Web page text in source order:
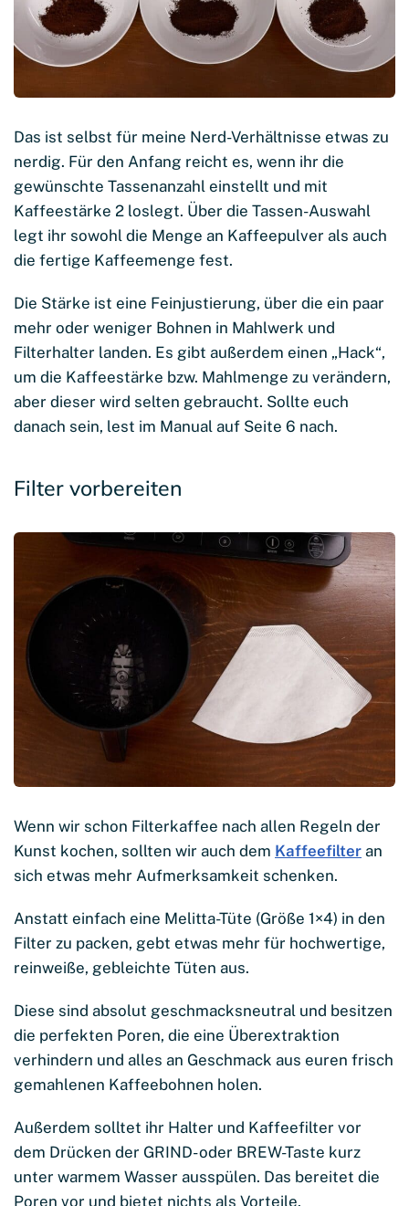
Das ist selbst für meine Nerd-Verhältnisse etwas zu
nerdig. Für den Anfang reicht es, wenn ihr die
gewünschte Tassenanzahl einstellt und mit
Kaffeestärke 2 loslegt. Über die Tassen-Auswahl
legt ihr sowohl die Menge an Kaffeepulver als auch
die fertige Kaffeemenge fest.
Die Stärke ist eine Feinjustierung, über die ein paar
mehr oder weniger Bohnen in Mahlwerk und
Filterhalter landen. Es gibt außerdem einen „Hack“,
um die Kaffeestärke bzw. Mahlmenge zu verändern,
aber dieser wird selten gebraucht. Sollte euch
danach sein, lest im Manual auf Seite 6 nach.
Filter vorbereiten
Wenn wir schon Filterkaffee nach allen Regeln der
Kunst kochen, sollten wir auch dem Kaffeefilter an
sich etwas mehr Aufmerksamkeit schenken.
Anstatt einfach eine Melitta-Tüte (Größe 1×4) in den
Filter zu packen, gebt etwas mehr für hochwertige,
reinweiße, gebleichte Tüten aus.
Diese sind absolut geschmacksneutral und besitzen
die perfekten Poren, die eine Überextraktion
verhindern und alles an Geschmack aus euren frisch
gemahlenen Kaffeebohnen holen.
Außerdem solltet ihr Halter und Kaffeefilter vor
dem Drücken der GRIND- oder BREW-Taste kurz
unter warmem Wasser ausspülen. Das bereitet die
Poren vor und bietet nichts als Vorteile.